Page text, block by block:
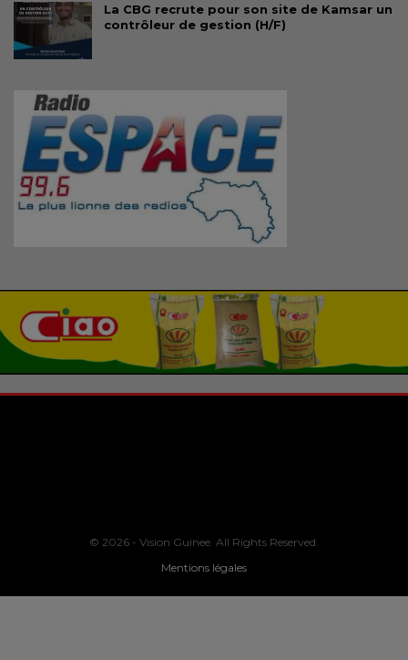
La CBG recrute pour son site de Kamsar un
contrôleur de gestion (H/F)
© 2026 - Vision Guinee. All Rights Reserved.
Mentions légales